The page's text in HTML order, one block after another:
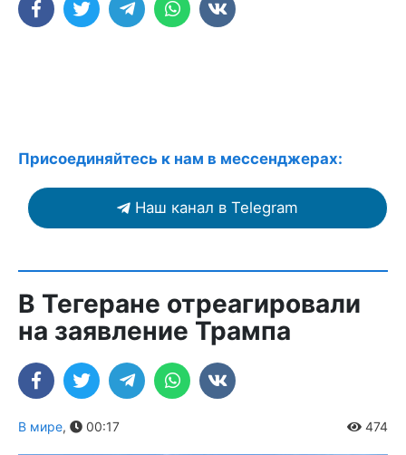
Присоединяйтесь к нам в мессенджерах:
Наш канал в Telegram
В Тегеране отреагировали
на заявление Трампа
В мире, 00:17 474